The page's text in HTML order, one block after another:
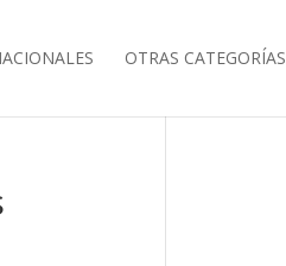
OTRAS CATEGORÍAS